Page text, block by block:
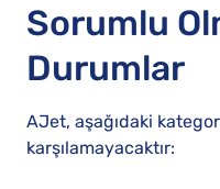
Sorumlu
Durumlar
AJet, aşağıdaki
karşılamayacaktır: